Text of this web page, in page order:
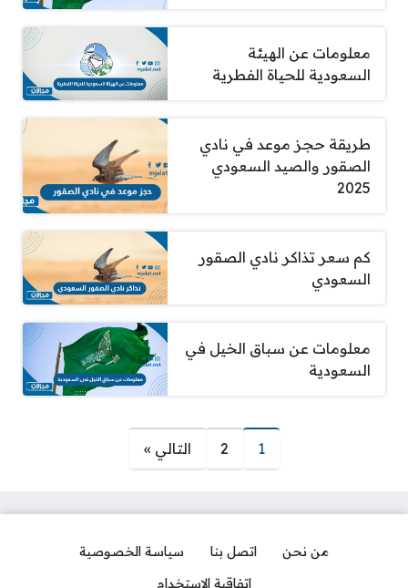
معلومات عن الهيئة
السعودية للحياة الفطرية
طريقة حجز موعد في نادي
الصقور والصيد السعودي
2025
كم سعر تذاكر نادي الصقور
السعودي
معلومات عن سباق الخيل في
السعودية
1
2 التالي »
من نحن اتصل بنا
سياسة الخصوصية
اتفاقية الاستخدام